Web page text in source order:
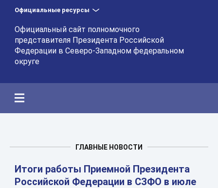
Официальные ресурсы
Официальный сайт полномочного
представителя Президента Российской
Федерации в Северо-Западном федеральном
округе
ГЛАВНЫЕ НОВОСТИ
Итоги работы Приемной Президента
Российской Федерации в СЗФО в июле